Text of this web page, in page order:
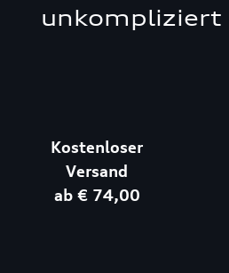
unkompliziert
Kostenloser
Versand
ab € 74,00